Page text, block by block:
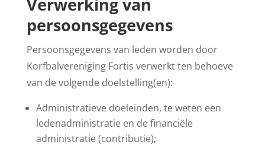
Verwerking van
persoonsgegevens
Persoonsgegevens van leden worden door
Korfbalvereniging Fortis verwerkt ten behoeve
van de volgende doelstelling(en):
Administratieve doeleinden, te weten een
ledenadministratie en de financiële
administratie (contributie);